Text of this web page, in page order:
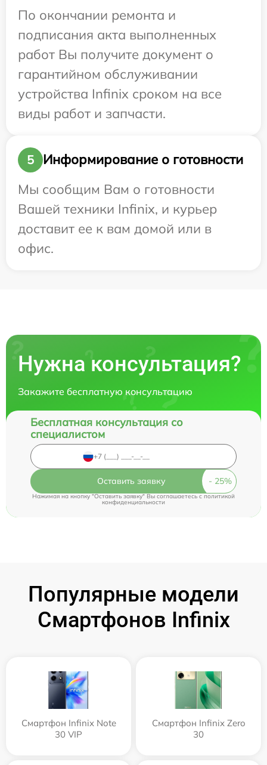
По окончании ремонта и
подписания акта выполненных
работ Вы получите документ о
гарантийном обслуживании
устройства Infinix сроком на все
виды работ и запчасти.
5
Информирование о готовности
Мы сообщим Вам о готовности
Вашей техники Infinix, и курьер
доставит ее к вам домой или в
офис.
Нужна консультация?
Закажите бесплатную консультацию
Бесплатная консультация со
специалистом
Оставить заявку
Нажимая на кнопку "Оставить заявку" Вы соглашаетесь cполитикой
конфиденциальности
Популярные модели
Смартфонов Infinix
Смартфон Infinix Note
30 VIP
Смартфон Infinix Zero
30